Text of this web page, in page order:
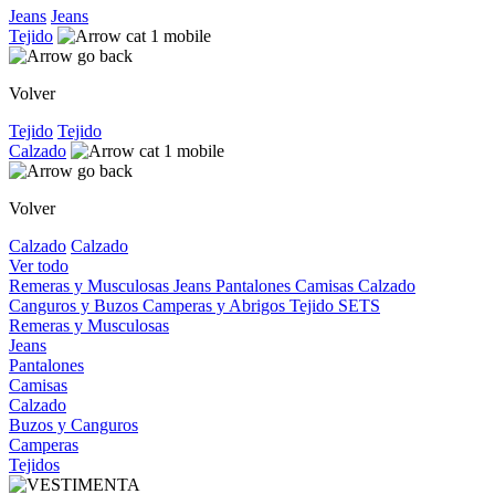
Jeans Jeans
Tejido
Volver
Tejido Tejido
Calzado
Volver
Calzado Calzado
Ver todo
Remeras y Musculosas Jeans Pantalones Camisas Calzado
Canguros y Buzos Camperas y Abrigos Tejido SETS
Remeras y Musculosas
Jeans
Pantalones
Camisas
Calzado
Buzos y Canguros
Camperas
Tejidos